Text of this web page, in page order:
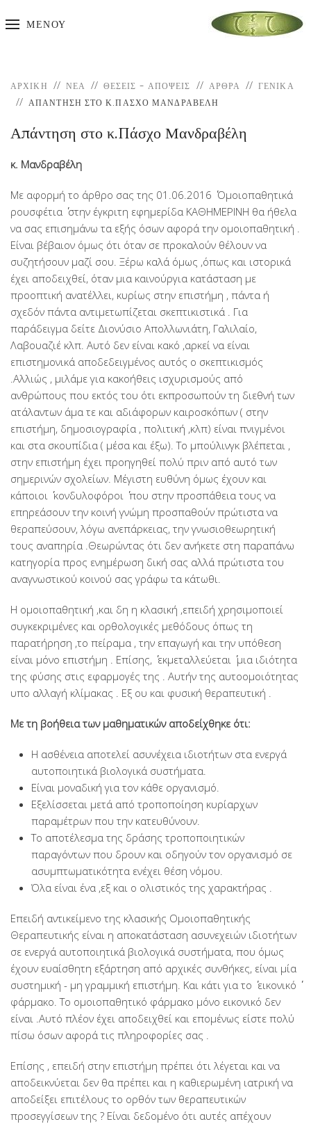
ΜΕΝΟΎ
ΑΡΧΙΚΉ ΝΕΑ ΘΈΣΕΙΣ - ΑΠΌΨΕΙΣ ΆΡΘΡΑ
ΓΕΝΙΚΆ
ΑΠΆΝΤΗΣΗ ΣΤΟ Κ.ΠΆΣΧΟ ΜΑΝΔΡΑΒΈΛΗ
Απάντηση στο κ.Πάσχο Μανδραβέλη
κ. Μανδραβέλη
Με αφορμή το άρθρο σας της 01.06.2016 ΄΄ Ομοιοπαθητικά
ρουσφέτια ΄΄ στην έγκριτη εφημερίδα ΚΑΘΗΜΕΡΙΝΗ θα ήθελα
να σας επισημάνω τα εξής όσων αφορά την ομοιοπαθητική .
Είναι βέβαιον όμως ότι όταν σε προκαλούν θέλουν να
συζητήσουν μαζί σου. Ξέρω καλά όμως ,όπως και ιστορικά
έχει αποδειχθεί, όταν μια καινούργια κατάσταση με
προοπτική ανατέλλει, κυρίως στην επιστήμη , πάντα ή
σχεδόν πάντα αντιμετωπίζεται σκεπτικιστικά . Για
παράδειγμα δείτε Διονύσιο Απολλωνιάτη, Γαλιλαίο,
Λαβουαζιέ κλπ. Αυτό δεν είναι κακό ,αρκεί να είναι
επιστημονικά αποδεδειγμένος αυτός ο σκεπτικισμός
.Αλλιώς , μιλάμε για κακοήθεις ισχυρισμούς από
ανθρώπους που εκτός του ότι εκπροσωπούν τη διεθνή των
ατάλαντων άμα τε και αδιάφορων καιροσκόπων ( στην
επιστήμη, δημοσιογραφία , πολιτική ,κλπ) είναι πνιγμένοι
και στα σκουπίδια ( μέσα και έξω). Το μπούλινγκ βλέπεται ,
στην επιστήμη έχει προηγηθεί πολύ πριν από αυτό των
σημερινών σχολείων. Μέγιστη ευθύνη όμως έχουν και
κάποιοι ΄΄ κονδυλοφόροι ΄΄ που στην προσπάθεια τους να
επηρεάσουν την κοινή γνώμη προσπαθούν πρώτιστα να
θεραπεύσουν, λόγω ανεπάρκειας, την γνωσιοθεωρητική
τους αναπηρία .Θεωρώντας ότι δεν ανήκετε στη παραπάνω
κατηγορία προς ενημέρωση δική σας αλλά πρώτιστα του
αναγνωστικού κοινού σας γράφω τα κάτωθι.
Η ομοιοπαθητική ,και δη η κλασική ,επειδή χρησιμοποιεί
συγκεκριμένες και ορθολογικές μεθόδους όπως τη
παρατήρηση ,το πείραμα , την επαγωγή και την υπόθεση
είναι μόνο επιστήμη . Επίσης, ΄΄ εκμεταλλεύεται ΄΄ μια ιδιότητα
της φύσης στις εφαρμογές της . Αυτήν της αυτοομοιότητας
υπο αλλαγή κλίμακας . Εξ ου και φυσική θεραπευτική .
Με τη βοήθεια των μαθηματικών αποδείχθηκε ότι:
Η ασθένεια αποτελεί ασυνέχεια ιδιοτήτων στα ενεργά
αυτοποιητικά βιολογικά συστήματα.
Είναι μοναδική για τον κάθε οργανισμό.
Εξελίσσεται μετά από τροποποίηση κυρίαρχων
παραμέτρων που την κατευθύνουν.
Το αποτέλεσμα της δράσης τροποποιητικών
παραγόντων που δρουν και οδηγούν τον οργανισμό σε
ασυμπτωματικότητα ενέχει θέση νόμου.
Όλα είναι ένα ,εξ και ο ολιστικός της χαρακτήρας .
Επειδή αντικείμενο της κλασικής Ομοιοπαθητικής
Θεραπευτικής είναι η αποκατάσταση ασυνεχειών ιδιοτήτων
σε ενεργά αυτοποιητικά βιολογικά συστήματα, που όμως
έχουν ευαίσθητη εξάρτηση από αρχικές συνθήκες, είναι μία
συστημική - μη γραμμική επιστήμη. Και κάτι για το ΄΄ εικονικό ΄΄
φάρμακο. Το ομοιοπαθητικό φάρμακο μόνο εικονικό δεν
είναι .Αυτό πλέον έχει αποδειχθεί και επομένως είστε πολύ
πίσω όσων αφορά τις πληροφορίες σας .
Επίσης , επειδή στην επιστήμη πρέπει ότι λέγεται και να
αποδεικνύεται δεν θα πρέπει και η καθιερωμένη ιατρική να
αποδείξει επιτέλους το ορθόν των θεραπευτικών
προσεγγίσεων της ? Είναι δεδομένο ότι αυτές απέχουν